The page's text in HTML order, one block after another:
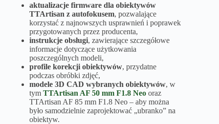
aktualizacje firmware dla obiektywów
TTArtisan z autofokusem, pozwalające
korzystać z najnowszych usprawnień i poprawek
przygotowanych przez producenta,
instrukcje obsługi, zawierające szczegółowe
informacje dotyczące użytkowania
poszczególnych modeli,
profile korekcji obiektywów, przydatne
podczas obróbki zdjęć,
modele 3D CAD wybranych obiektywów, w
tym TTArtisan AF 50 mm F1.8 Neo oraz
TTArtisan AF 85 mm F1.8 Neo – aby można
było samodzielnie zaprojektować „ubranko” na
obiektyw.